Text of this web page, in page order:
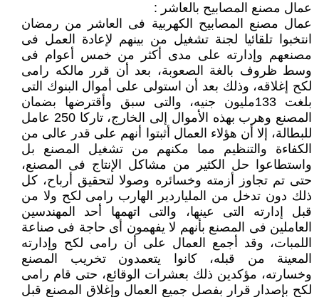
عمال مصنع المصابيح بالعاشر :
عمال مصنع المصابيح الكهربية فى العاشر من رمضان
انتخبوا تلقائيا لجنة تشغيل من بينهم لإعادة العمل فى
مصنعهم وإدارته على مدى أكثر من خمس أعوام فى
وسط ظروف بالغة الصعوبة، بعد أن قرر مالكه رامى
لكح إغلاقه، وذلك بعد أن استولى على أموال البنوك التى
بلغت 133مليون جنيه، والتى سبق وأقترضها بضمان
المصنع وهرب بهذه الأموال إلى الخارج، تاركا 250 عامل
للبطالة، إلا أن هؤلاء العمال أثبتوا أنهم على قدر عالى من
الكفاءة والتنظيم مما مكنهم من تشغيل المصنع بل
واستطاعوا حل الكثير من مشاكل الإنتاج فى المصنع،
حتى تم تجاوز أزمته وخسائره وصولا لتحقيق أرباح، كل
ذلك دون تدخل من الملياردير الهارب رامى لكح ولا من
قبل إدارته التى عينها، والتى اتهمها أحد المهندسين
العاملين فى المصنع بأنهم لا يفهمون أى حاجة فى صناعة
اللمبات، وقد أجمع العمال على أن رامى لكح وإدارته
المعينة من قبله، كانوا يتعمدون تخريب المصنع
وخسارته، مؤكدين ذلك بعشرات الوقائع، حتى قام رامى
لكح بإصدار قرار بفصل جميع العمال وإغلاق المصنع قبل